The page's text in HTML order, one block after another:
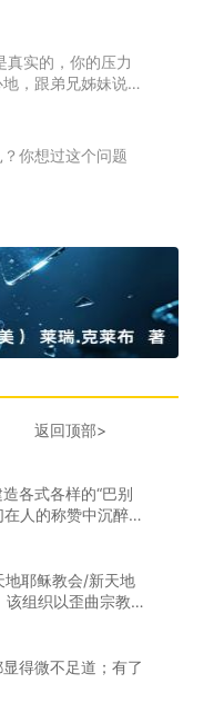
真实的，你的压力
，跟弟兄姊妹说几
你想过这个问题
返回顶部>
各式各样的“巴别
人的称赞中沉醉，
地耶稣教会/新天地
该组织以歪曲宗教
得微不足道；有了